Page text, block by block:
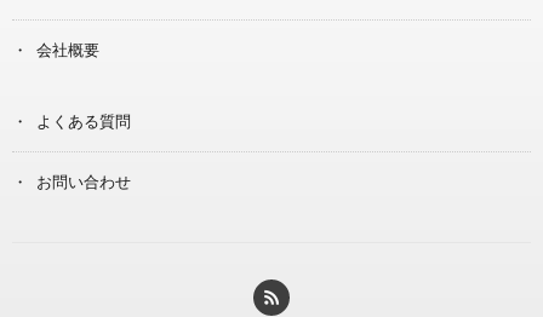
会社概要
よくある質問
お問い合わせ